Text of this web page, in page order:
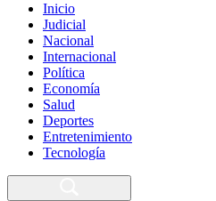
Inicio
Judicial
Nacional
Internacional
Política
Economía
Salud
Deportes
Entretenimiento
Tecnología